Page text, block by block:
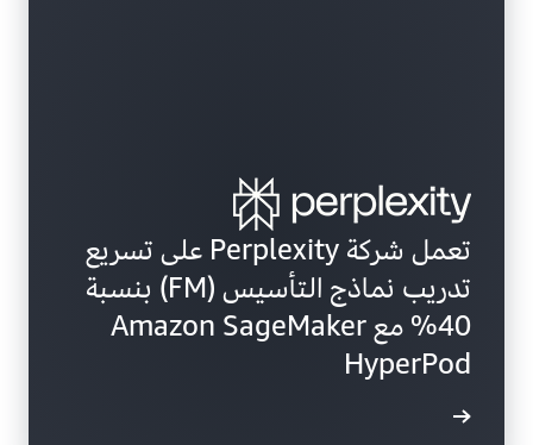
تعمل شركة Perplexity على تسريع
تدريب نماذج التأسيس (FM) بنسبة
40% مع Amazon SageMaker
HyperPod